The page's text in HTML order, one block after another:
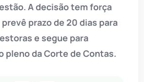
A decisão tem força
prazo de 20 dias para
e segue para
pleno da Corte de Contas.